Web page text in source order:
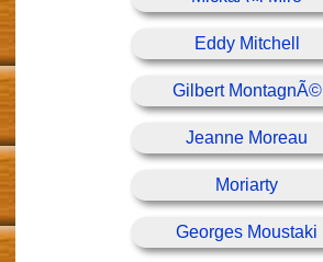
Eddy Mitchell
Gilbert MontagnÃ©
Jeanne Moreau
Moriarty
Georges Moustaki